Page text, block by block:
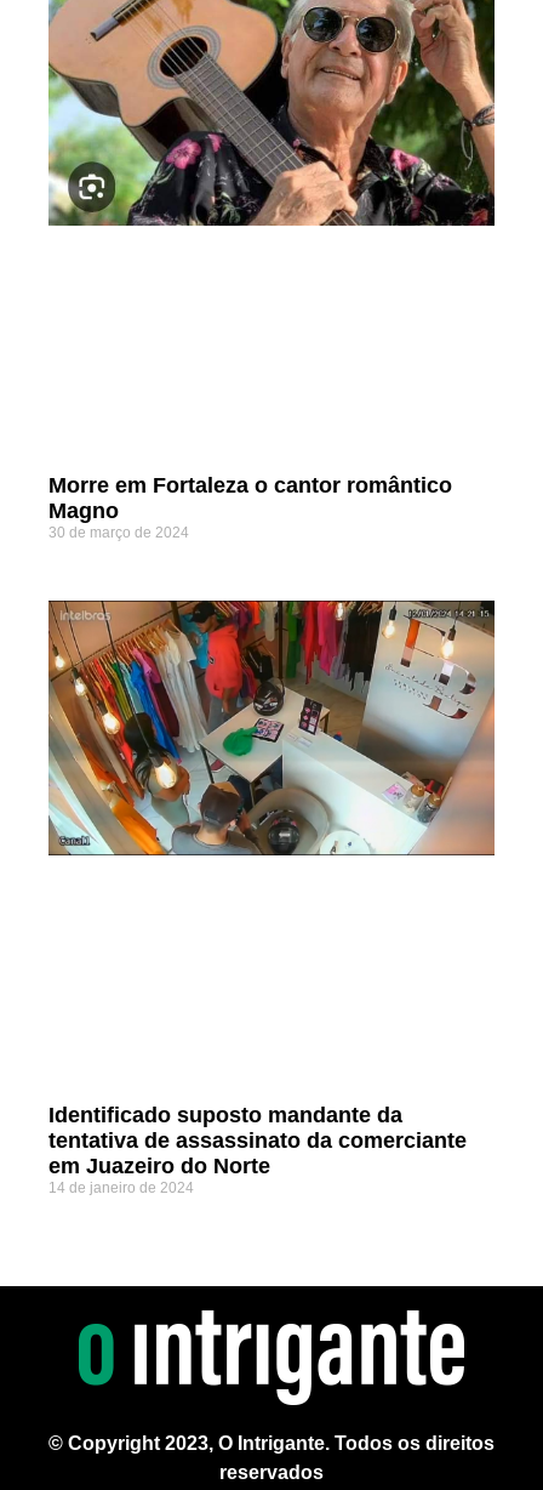
Morre em Fortaleza o cantor romântico
Magno
30 de março de 2024
Identificado suposto mandante da
tentativa de assassinato da comerciante
em Juazeiro do Norte
14 de janeiro de 2024
© Copyright 2023, O Intrigante. Todos os direitos
reservados